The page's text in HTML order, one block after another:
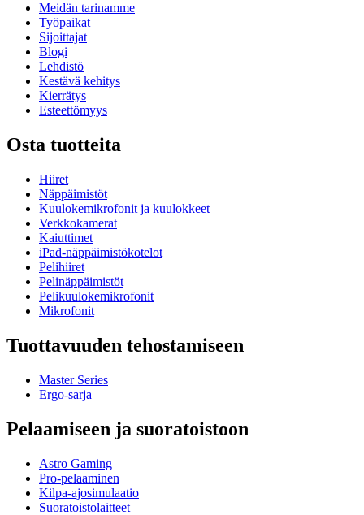
Meidän tarinamme
Työpaikat
Sijoittajat
Blogi
Lehdistö
Kestävä kehitys
Kierrätys
Esteettömyys
Osta tuotteita
Hiiret
Näppäimistöt
Kuulokemikrofonit ja kuulokkeet
Verkkokamerat
Kaiuttimet
iPad-näppäimistökotelot
Pelihiiret
Pelinäppäimistöt
Pelikuulokemikrofonit
Mikrofonit
Tuottavuuden tehostamiseen
Master Series
Ergo-sarja
Pelaamiseen ja suoratoistoon
Astro Gaming
Pro-pelaaminen
Kilpa-ajosimulaatio
Suoratoistolaitteet